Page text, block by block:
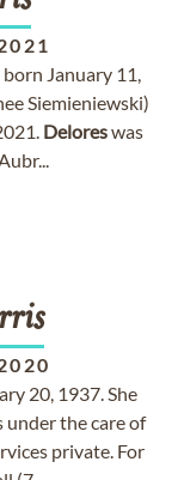
January 11,
Siemieniewski)
Deloreswas
20, 1937. She
under the care of
private. For